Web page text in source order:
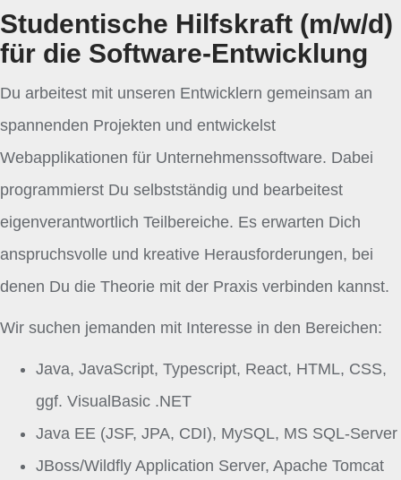
Studentische Hilfskraft (m/w/d)
für die Software-Entwicklung
Du arbeitest mit unseren Entwicklern gemeinsam an
spannenden Projekten und entwickelst
Webapplikationen für Unternehmenssoftware. Dabei
programmierst Du selbstständig und bearbeitest
eigenverantwortlich Teilbereiche. Es erwarten Dich
anspruchsvolle und kreative Herausforderungen, bei
denen Du die Theorie mit der Praxis verbinden kannst.
Wir suchen jemanden mit Interesse in den Bereichen:
Java, JavaScript, Typescript, React, HTML, CSS,
ggf. VisualBasic .NET
Java EE (JSF, JPA, CDI), MySQL, MS SQL-Server
JBoss/Wildfly Application Server, Apache Tomcat